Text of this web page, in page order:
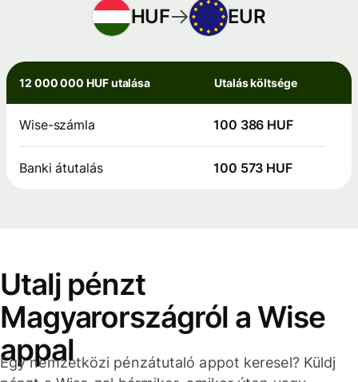
HUF EUR
12 000 000 HUF utalása Utalás költsége
Wise-számla 100 386 HUF
Banki átutalás 100 573 HUF
Utalj pénzt
Magyarországról a Wise
appal
Egy nemzetközi pénzátutaló appot keresel? Küldj